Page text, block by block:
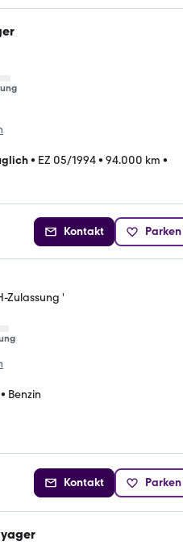
• EZ 05/1994• 94.000 km •
Kontakt Parken
Zulassung '
• Benzin
Kontakt Parken